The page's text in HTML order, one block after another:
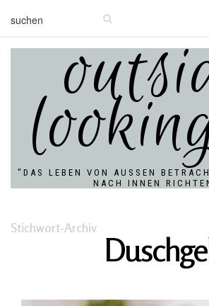
"DAS LEBEN VON AUSSEN
ACH INNEN
Stichwort-Archiv